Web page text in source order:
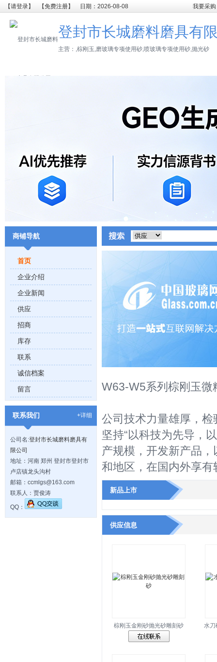
【请登录】 【免费注册】 日期：2026-08-08 我要采购
登封市长城磨料磨具有
主营：,棕刚玉,磨玻璃专项使用砂,喷玻璃专项使用砂,抛光砂
W63-W5系列棕刚玉微
公司技术力量雄厚，
坚持“以科技为先导，
产规模，开发新产品
和地区，在国内外享有
新品上市
供应信息
棕刚玉金刚砂抛光砂雕刻砂 水刀
商铺导航
首页
企业介绍
企业新闻
供应
招商
库存
联系
诚信档案
留言
联系我们 +详细
公司名:登封市长城磨料磨具有
限公司
地址：河南 郑州 登封市登封市
卢店镇龙头沟村
邮箱：ccmlgs@163.com
联系人：贾俊涛
QQ：